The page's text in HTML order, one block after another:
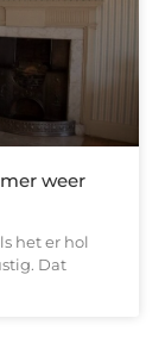
weer
het er hol
Dat